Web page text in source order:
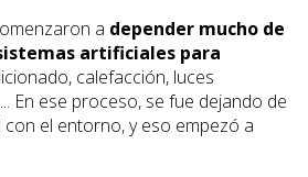
a depender mucho de
artificiales para
calefacción, luces
En ese proceso, se fue dejando de
el entorno, y eso empezó a